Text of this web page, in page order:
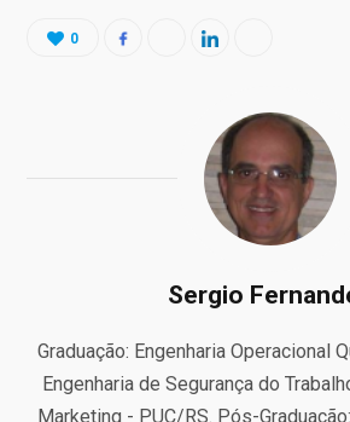
0
Sergio
Graduação: Engenharia Operacional
Engenharia de Segurança do
Marketing - PUC/RS. Pós-